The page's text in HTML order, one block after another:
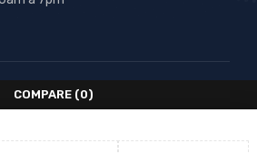
COMPARE (0)